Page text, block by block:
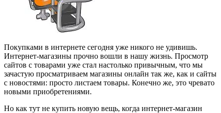
Покупками в интернете сегодня уже никого не удивишь.
Интернет-магазины прочно вошли в нашу жизнь. Просмотр
сайтов с товарами уже стал настолько привычным, что мы
зачастую просматриваем магазины онлайн так же, как и сайты
с новостями: просто листаем товары. Конеч­но же, это чревато
новыми приобретениями.
Но как тут не купить новую вещь, когда интернет-магазин